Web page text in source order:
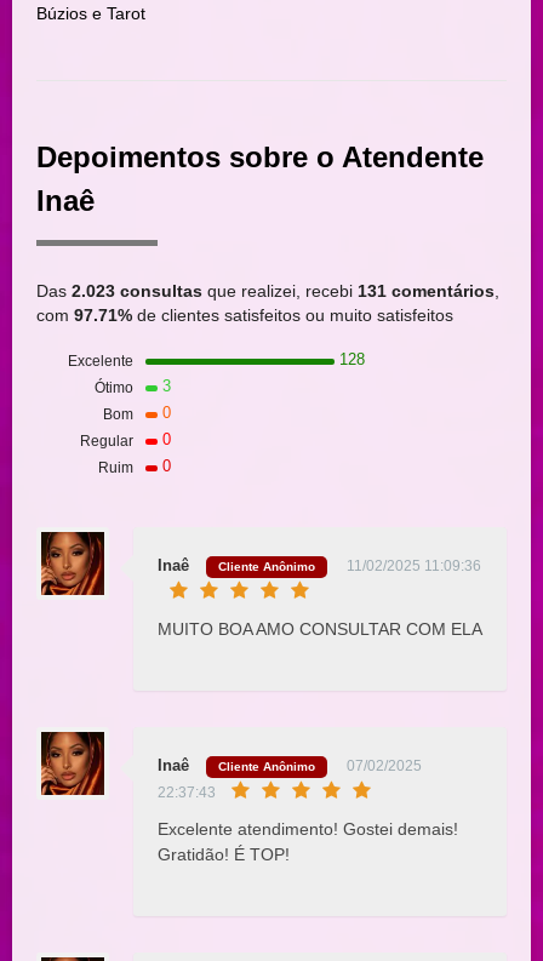
Búzios e Tarot
Depoimentos sobre o Atendente
Inaê
Das 2.023 consultas que realizei, recebi 131 comentários,
com 97.71% de clientes satisfeitos ou muito satisfeitos
Excelente 128
Ótimo 3
Bom 0
Regular 0
Ruim 0
Inaê Cliente Anônimo 11/02/2025 11:09:36
MUITO BOA AMO CONSULTAR COM ELA
Inaê Cliente Anônimo
07/02/2025
22:37:43
Excelente atendimento! Gostei demais!
Gratidão! É TOP!